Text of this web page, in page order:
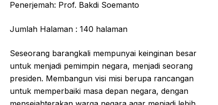
Penerjemah: Prof. Bakdi Soemanto
Jumlah Halaman : 140 halaman
Seseorang barangkali mempunyai keinginan besar
untuk menjadi pemimpin negara, menjadi seorang
presiden. Membangun visi misi berupa rancangan
untuk memperbaiki masa depan negara, dengan